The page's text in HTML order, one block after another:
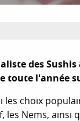
des
toute l'année
les choix
les Nems, ainsi